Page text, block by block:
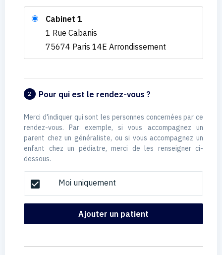
Cabinet 1
1 Rue Cabanis
75674 Paris 14E Arrondissement
2 Pour qui est le rendez-vous ?
Merci d'indiquer qui sont les personnes concernées par ce
rendez-vous. Par exemple, si vous accompagnez un
parent chez un généraliste, ou si vous accompagnez un
enfant chez un pédiatre, merci de les renseigner ci-
dessous.
check_box Moi uniquement
Ajouter un patient